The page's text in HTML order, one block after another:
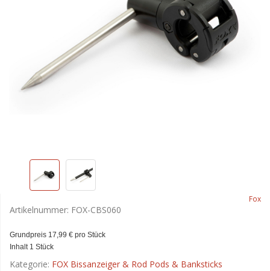
Fox
Artikelnummer: FOX-CBS060
Grundpreis 17,99 € pro Stück
Inhalt 1 Stück
Kategorie: FOX Bissanzeiger & Rod Pods & Banksticks